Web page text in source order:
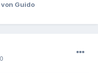
von Guido